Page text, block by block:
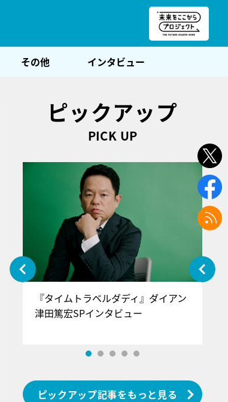
その他 インタビュー
ピックアップ
PICK UP
『タイムトラベルダディ』ダイアン
津田篤宏SPインタビュー
ピックアップ記事をもっと見る